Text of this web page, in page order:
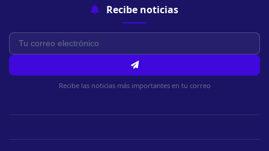
Recibe noticias
Recibe las noticias más importantes en tu correo